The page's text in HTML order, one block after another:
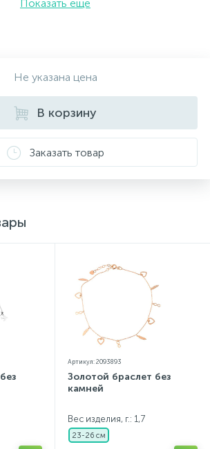
а именно цвет и блеск
ювелирному украшению
с указанием всех
изделий на сайте могут
от реальных из-за
экрана
Показать еще
Не указана цена
В корзину
Заказать товар
Артикул: 2093893
Золотой браслет без
камней
Вес изделия, г.: 1,7
23-26 см